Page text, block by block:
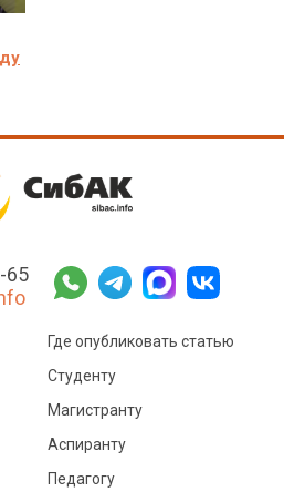
65
Где опубликовать статью
Студенту
Магистранту
Аспиранту
Педагогу